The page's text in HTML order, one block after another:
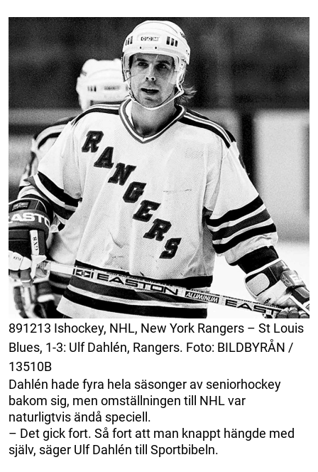
891213 Ishockey, NHL, New York Rangers – St Louis
Blues, 1-3: Ulf Dahlén, Rangers. Foto: BILDBYRÅN /
13510B
Dahlén hade fyra hela säsonger av seniorhockey
bakom sig, men omställningen till NHL var
naturligtvis ändå speciell.
– Det gick fort. Så fort att man knappt hängde med
själv, säger Ulf Dahlén till Sportbibeln.